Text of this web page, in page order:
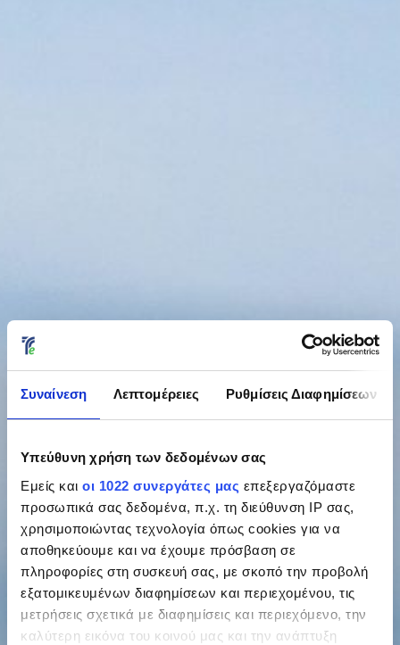
Συναίνεση Λεπτομέρειες Ρυθμίσεις Διαφημίσεων
Υπεύθυνη χρήση των δεδομένων σας
Εμείς και οι 1022 συνεργάτες μας επεξεργαζόμαστε
προσωπικά σας δεδομένα, π.χ. τη διεύθυνση IP σας,
χρησιμοποιώντας τεχνολογία όπως cookies για να
αποθηκεύουμε και να έχουμε πρόσβαση σε
πληροφορίες στη συσκευή σας, με σκοπό την προβολή
εξατομικευμένων διαφημίσεων και περιεχομένου, τις
μετρήσεις σχετικά με διαφημίσεις και περιεχόμενο, την
καλύτερη εικόνα του κοινού μας και την ανάπτυξη